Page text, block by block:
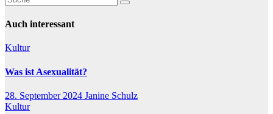
Auch interessant
Kultur
Was ist Asexualität?
28. September 2024 Janine Schulz
Kultur